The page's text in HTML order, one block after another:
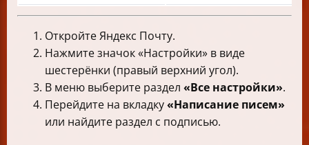
Откройте Яндекс Почту.
Нажмите значок «Настройки» в виде
шестерёнки (правый верхний угол).
В меню выберите раздел «Все настройки».
Перейдите на вкладку«Написание писем»
или найдите раздел с подписью.